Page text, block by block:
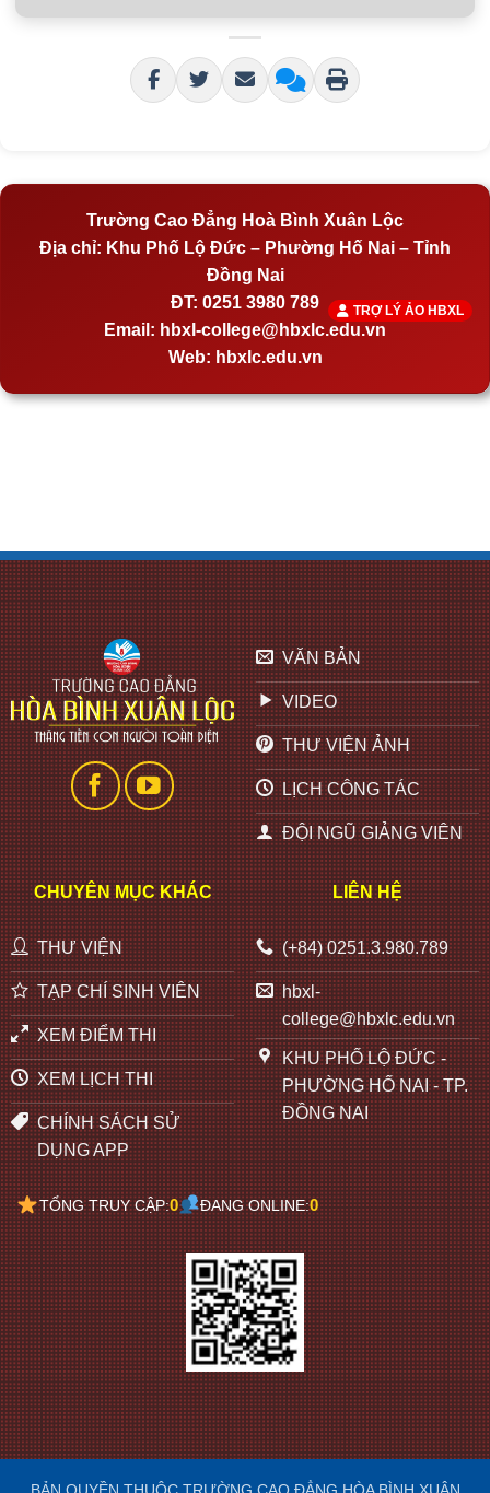
Trường Cao Đẳng Hoà Bình Xuân Lộc
Địa chỉ: Khu Phố Lộ Đức – Phường Hố Nai – Tỉnh
Đồng Nai
ĐT: 0251 3980 789
Email: hbxl-college@hbxlc.edu.vn
Web: hbxlc.edu.vn
VĂN BẢN
VIDEO
THƯ VIỆN ẢNH
LỊCH CÔNG TÁC
ĐỘI NGŨ GIẢNG VIÊN
CHUYÊN MỤC KHÁC
THƯ VIỆN
TẠP CHÍ SINH VIÊN
XEM ĐIỂM THI
XEM LỊCH THI
CHÍNH SÁCH SỬ
DỤNG APP
LIÊN HỆ
(+84) 0251.3.980.789
hbxl-
college@hbxlc.edu.vn
KHU PHỐ LỘ ĐỨC -
PHƯỜNG HỐ NAI - TP.
ĐỒNG NAI
TỔNG TRUY CẬP:0 ĐANG ONLINE:0
TRỢ LÝ ẢO HBXL